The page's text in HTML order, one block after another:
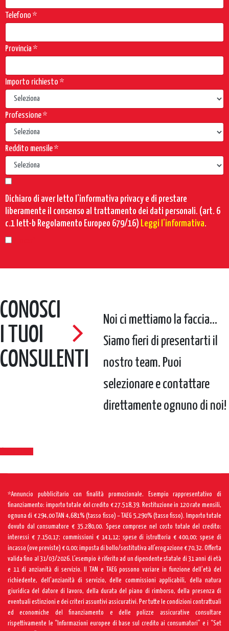
Telefono *
Provincia *
Importo richiesto *
Professione*
Reddito mensile*
Dichiaro di aver letto l’informativa privacy e di prestare
liberamente il consenso al trattamento dei dati personali. (art. 6
c.1 lett-b Regolamento Europeo 679/16) Leggi l’informativa.
CONOSCI
I TUOI
CONSULENTI
Noi ci mettiamo la faccia...
Siamo fieri di presentarti il
nostro team. Puoi
selezionare e contattare
direttamente ognuno di noi!
*Annuncio pubblicitario con finalità promozionale. Esempio rappresentativo di
finanziamento: importo totale del credito € 27.518,39. Restituzione in 120 rate mensili,
ognuna di € 294,00 TAN 4,681% (tasso fisso) – TAEG 5,290% (tasso fisso). Importo totale
dovuto dal consumatore € 35.280,00. Spese comprese nel costo totale del credito:
interessi € 7.150,17; commissioni € 141,12; spese di istruttoria € 400,00; spese di
incasso (ove previste) € 0,00; imposta di bollo/sostitutiva all’erogazione € 70,32. Offerta
valida fino al 31/03/2026. L’esempio è riferito ad un dipendente statale di 31 anni di età
e 11 di anzianità di servizio. Il TAN e TAEG possono variare in funzione dell'età del
richiedente, dell'anzianità di servizio, delle commissioni applicabili, della natura
giuridica del datore di lavoro, della durata del piano di rimborso, della presenza di
eventuali estinzioni e dei criteri assuntivi assicurativi. Per tutte le condizioni contrattuali
ed economiche del finanziamento e delle polizze assicurative consultare
rispettivamente le “Informazioni europee di base sul credito ai consumatori” e i “Set